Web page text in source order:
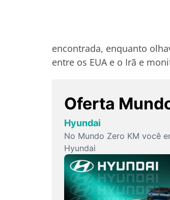
encontrada, enquanto
entre os EUA e o Irã e